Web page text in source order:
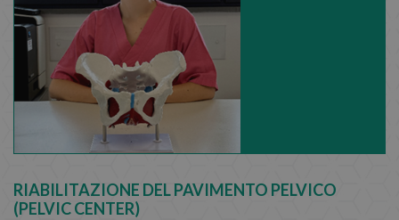
RIABILITAZIONE DEL PAVIMENTO PELVICO
(PELVIC CENTER)